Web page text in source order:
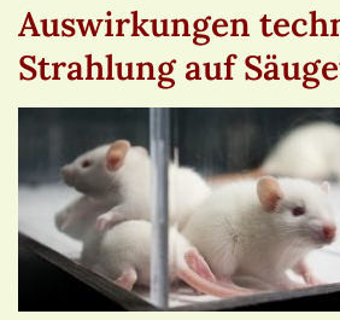
Auswirkungen
Strahlung auf